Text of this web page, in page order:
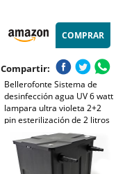
COMPRAR
Compartir:
Bellerofonte Sistema de
desinfección agua UV 6 watt
lampara ultra violeta 2+2
pin esterilización de 2 litros
de agua por minuto